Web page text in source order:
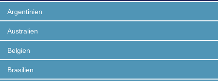
Argentinien
Australien
Belgien
Brasilien